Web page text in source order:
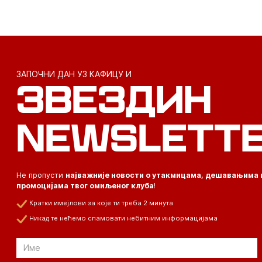
ЗАПОЧНИ ДАН УЗ КАФИЦУ И
ЗВЕЗДИН
Не пропусти најважније новости о утакмицама, дешавањима
промоцијама твог омиљеног клуба!
Кратки имејлови за које ти треба 2 минута
Никад те нећемо спамовати небитним информацијама
Email